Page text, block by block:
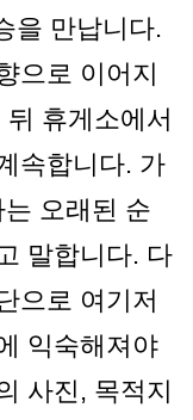
을 만납니다.
으로 이어지
휴게소에서
속합니다. 가
오래된 순
말합니다. 다
으로 여기저
익숙해져야
사진, 목적지